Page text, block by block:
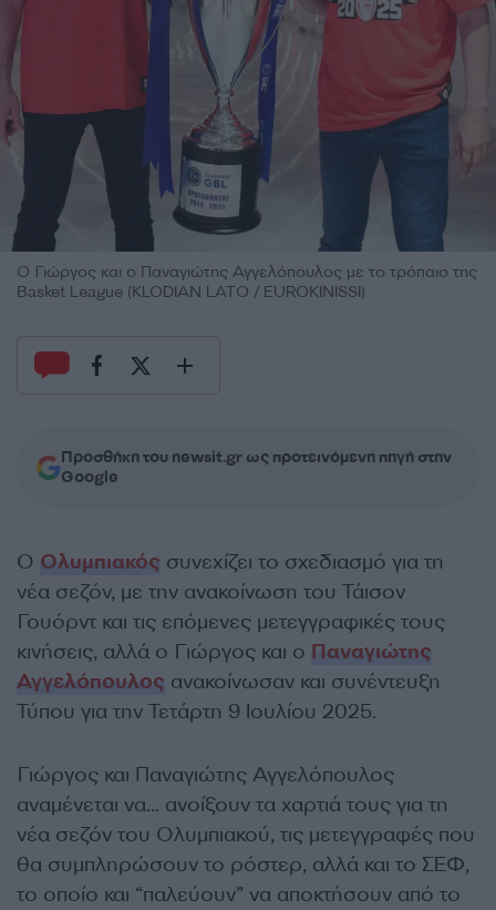
Ο Γιώργος και ο Παναγιώτης Αγγελόπουλος με το τρόπαιο της
Basket League (KLODIAN LATO / EUROKINISSI)
Προσθήκη του newsit.gr ως προτεινόμενη πηγή στην
Google
Ο Ολυμπιακός συνεχίζει το σχεδιασμό για τη
νέα σεζόν, με την ανακοίνωση του Τάισον
Γουόρντ και τις επόμενες μετεγγραφικές τους
κινήσεις, αλλά ο Γιώργος και ο Παναγιώτης
Αγγελόπουλος ανακοίνωσαν και συνέντευξη
Τύπου για την Τετάρτη 9 Ιουλίου 2025.
Γιώργος και Παναγιώτης Αγγελόπουλος
αναμένεται να… ανοίξουν τα χαρτιά τους για τη
νέα σεζόν του Ολυμπιακού, τις μετεγγραφές που
θα συμπληρώσουν το ρόστερ, αλλά και το ΣΕΦ,
το οποίο και “παλεύουν” να αποκτήσουν από το